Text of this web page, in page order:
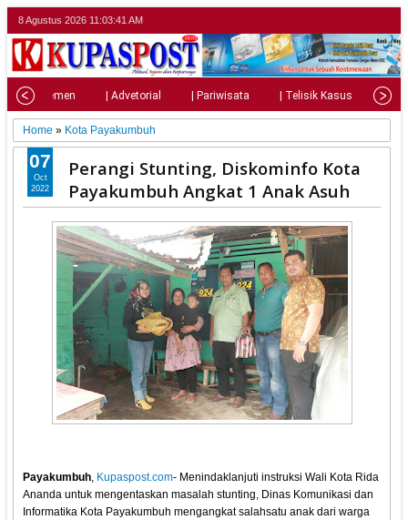
8 Agustus 2026 11:03:43 AM
| Parlemen | Advetorial | Pariwisata | Telisik Kasus |
Home » Kota Payakumbuh
Perangi Stunting, Diskominfo Kota
Payakumbuh Angkat 1 Anak Asuh
Payakumbuh, Kupaspost.com- Menindaklanjuti instruksi Wali Kota Rida
Ananda untuk mengentaskan masalah stunting, Dinas Komunikasi dan
Informatika Kota Payakumbuh mengangkat salahsatu anak dari warga
07
Oct
2022